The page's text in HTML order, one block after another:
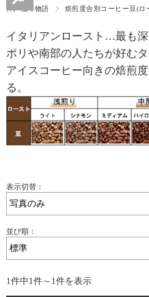
神戸珈琲物語 焙煎度合別コーヒー豆(ロ
イタリアンロースト…最も
ポリや南部の人たちが好む
アイスコーヒー向きの焙煎
る。
表示切替：
並び順：
1件中1件～1件を表示